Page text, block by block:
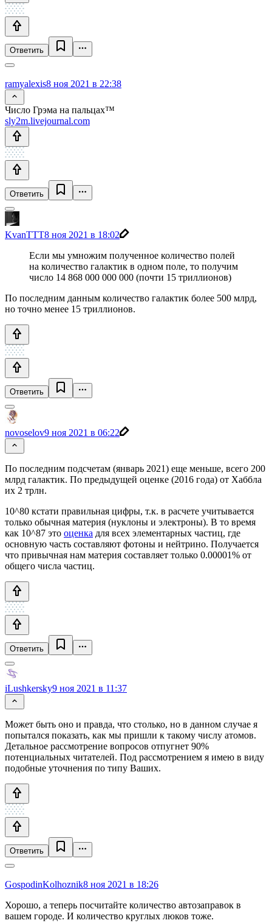
Ответить
ramyalexis8 ноя 2021 в 22:38
Число Грэма на пальцах™
sly2m.livejournal.com
Ответить
KvanTTT8 ноя 2021 в 18:02
Если мы умножим полученное количество полей
на количество галактик в одном поле, то получим
число 14 868 000 000 000 (почти 15 триллионов)
По последним данным количество галактик более 500 млрд,
но точно менее 15 триллионов.
Ответить
novoselov9 ноя 2021 в 06:22
По последним подсчетам (январь 2021) еще меньше, всего 200
млрд галактик. По предыдущей оценке (2016 года) от Хаббла
их 2 трлн.
10^80 кстати правильная цифры, т.к. в расчете учитывается
только обычная материя (нуклоны и электроны). В то время
как 10^87 это оценка для всех элементарных частиц, где
основную часть составляют фотоны и нейтрино. Получается
что привычная нам материя составляет только 0.00001% от
общего числа частиц.
Ответить
iLushkersky9 ноя 2021 в 11:37
Может быть оно и правда, что столько, но в данном случае я
попытался показать, как мы пришли к такому числу атомов.
Детальное рассмотрение вопросов отпугнет 90%
потенциальных читателей. Под рассмотрением я имею в виду
подобные уточнения по типу Ваших.
Ответить
GospodinKolhoznik8 ноя 2021 в 18:26
Хорошо, а теперь посчитайте количество автозаправок в
вашем городе. И количество круглых люков тоже.